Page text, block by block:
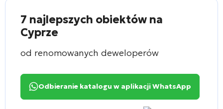
7 najlepszych obiektów na
Cyprze
od renomowanych deweloperów
Odbieranie katalogu w aplikacji WhatsApp